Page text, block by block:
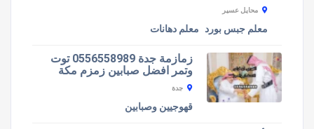
محايل عسير
معلم جبس بورد معلم دهانات
زمازمة جدة 0556558989 توت
وتمر افضل صبابين زمزم مكة
جدة
قهوجيين وصبابين